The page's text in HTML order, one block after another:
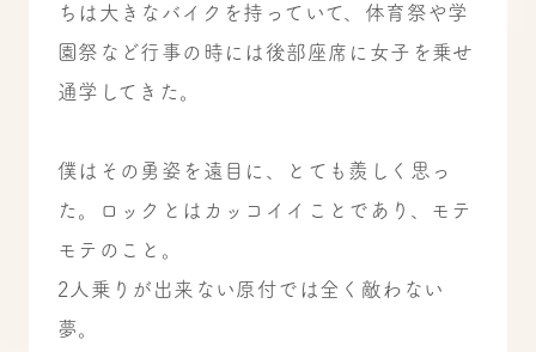
ちは大きなバイクを持っていて、体育祭や学
園祭など行事の時には後部座席に女子を乗せ
通学してきた。
僕はその勇姿を遠目に、とても羨しく思っ
た。ロックとはカッコイイことであり、モテ
モテのこと。
2人乗りが出来ない原付では全く敵わない
夢。